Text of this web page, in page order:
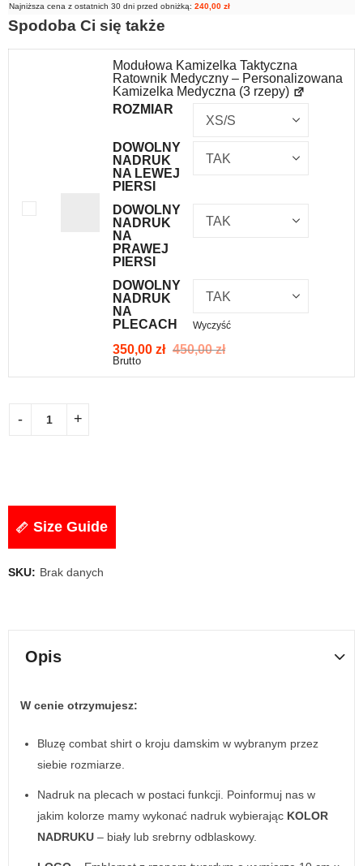
Najniższa cena z ostatnich 30 dni przed obniżką: 240,00 zł
Spodoba Ci się także
Modułowa Kamizelka Taktyczna
Ratownik Medyczny – Personalizowana
Kamizelka Medyczna (3 rzepy)
ROZMIAR
DOWOLNY
NADRUK
NA LEWEJ
PIERSI
DOWOLNY
NADRUK
NA
PRAWEJ
PIERSI
DOWOLNY
NADRUK
NA
PLECACH
Wyczyść
350,00 zł 450,00zł
Brutto
Size Guide
SKU: Brak danych
Opis
W cenie otrzymujesz:
Bluzę combat shirt o kroju damskim w wybranym przez
siebie rozmiarze.
Nadruk na plecach w postaci funkcji. Poinformuj nas w
jakim kolorze mamy wykonać nadruk wybierając KOLOR
NADRUKU – biały lub srebrny odblaskowy.